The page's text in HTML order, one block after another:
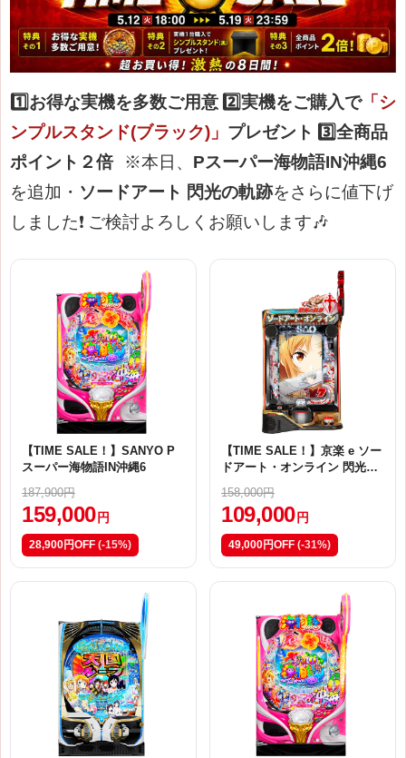
1️⃣お得な実機を多数ご用意 2️⃣実機をご購入で「シ
ンプルスタンド(ブラック)」 プレゼント 3️⃣全商品
ポイント２倍
※本日、 Pスーパー海物語IN沖縄6
を追加・ ソードアート 閃光の軌跡をさらに値下げ
しました❗ ご検討よろしくお願いします🎶
【TIME SALE！】SANYO P
スーパー海物語IN沖縄6
187,900円
159,000 円
28,900円OFF (-15%)
【TIME SALE！】京楽 e ソー
ドアート・オンライン 閃光の
158,000円
109,000 円
49,000円OFF (-31%)